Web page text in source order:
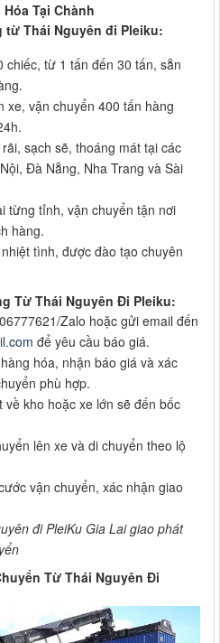
Tại Chành
Thái Nguyên đi Pleiku:
chiếc, từ 1 tấn đến 30 tấn, sẵn
xe, vận chuyển 400 tấn hàng
sạch sẽ, thoáng mát tại các
Đà Nẵng, Nha Trang và Sài
từng tỉnh, vận chuyển tận nơi
hàng.
tình, được đào tạo chuyên
Từ Thái Nguyên Đi Pleiku:
Zalo hoặc gửi email đến
để yêu cầu báo giá.
hóa, nhận báo giá và xác
phù hợp.
về kho hoặc xe lớn sẽ đến bốc
lên xe và di chuyển theo lộ
vận chuyển, xác nhận giao
đi PleiKu Gia Lai giao phát
Từ Thái Nguyên Đi